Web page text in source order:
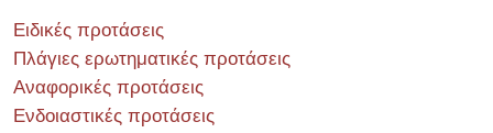
Ειδικές προτάσεις
Πλάγιες ερωτηματικές προτάσεις
Αναφορικές προτάσεις
Ενδοιαστικές προτάσεις